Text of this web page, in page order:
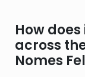
How
across
Nomes